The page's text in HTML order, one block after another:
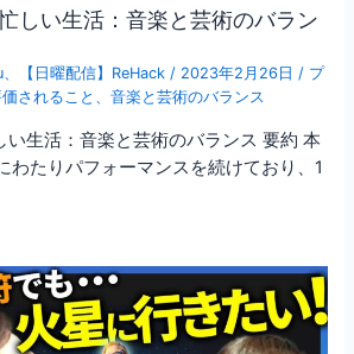
しい生活：音楽と芸術のバラン
、 【日曜配信】ReHack / 2023年2月26日 / プ
されること 、音楽と芸術のバランス
い生活：音楽と芸術のバランス 要約 本
わたりパフォーマンスを続けており、1